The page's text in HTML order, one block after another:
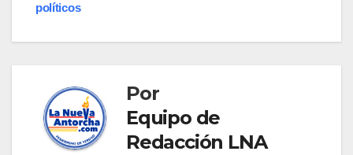
políticos
Por
Equipo de
Redacción LNA